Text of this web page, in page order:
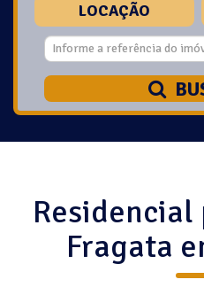
LOCAÇÃO
Residencial
Fragata